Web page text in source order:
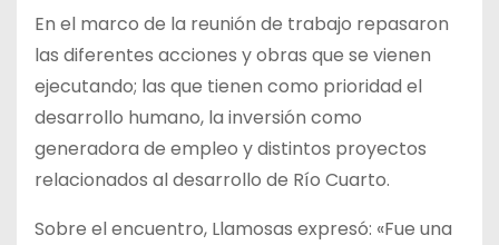
En el marco de la reunión de trabajo repasaron
las diferentes acciones y obras que se vienen
ejecutando; las que tienen como prioridad el
desarrollo humano, la inversión como
generadora de empleo y distintos proyectos
relacionados al desarrollo de Río Cuarto.
Sobre el encuentro, Llamosas expresó: «Fue una